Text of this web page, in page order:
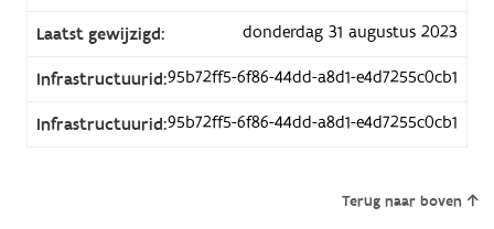
Laatst gewijzigd: donderdag 31 augustus 2023
Infrastructuurid:95b72ff5-6f86-44dd-a8d1-e4d7255c0cb1
Infrastructuurid:95b72ff5-6f86-44dd-a8d1-e4d7255c0cb1
Terug naar boven